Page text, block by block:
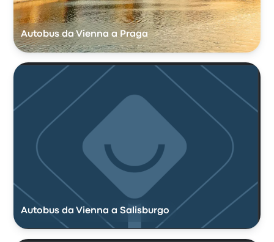
Autobus da Vienna a Praga
Autobus da Vienna a Salisburgo